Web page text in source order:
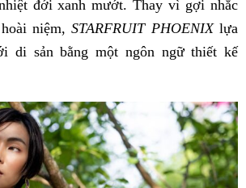
đới xanh mướt. Thay vì gợi nhắc
niệm,STARFRUIT PHOENIXlựa
di sản bằng một ngôn ngữ thiết kế